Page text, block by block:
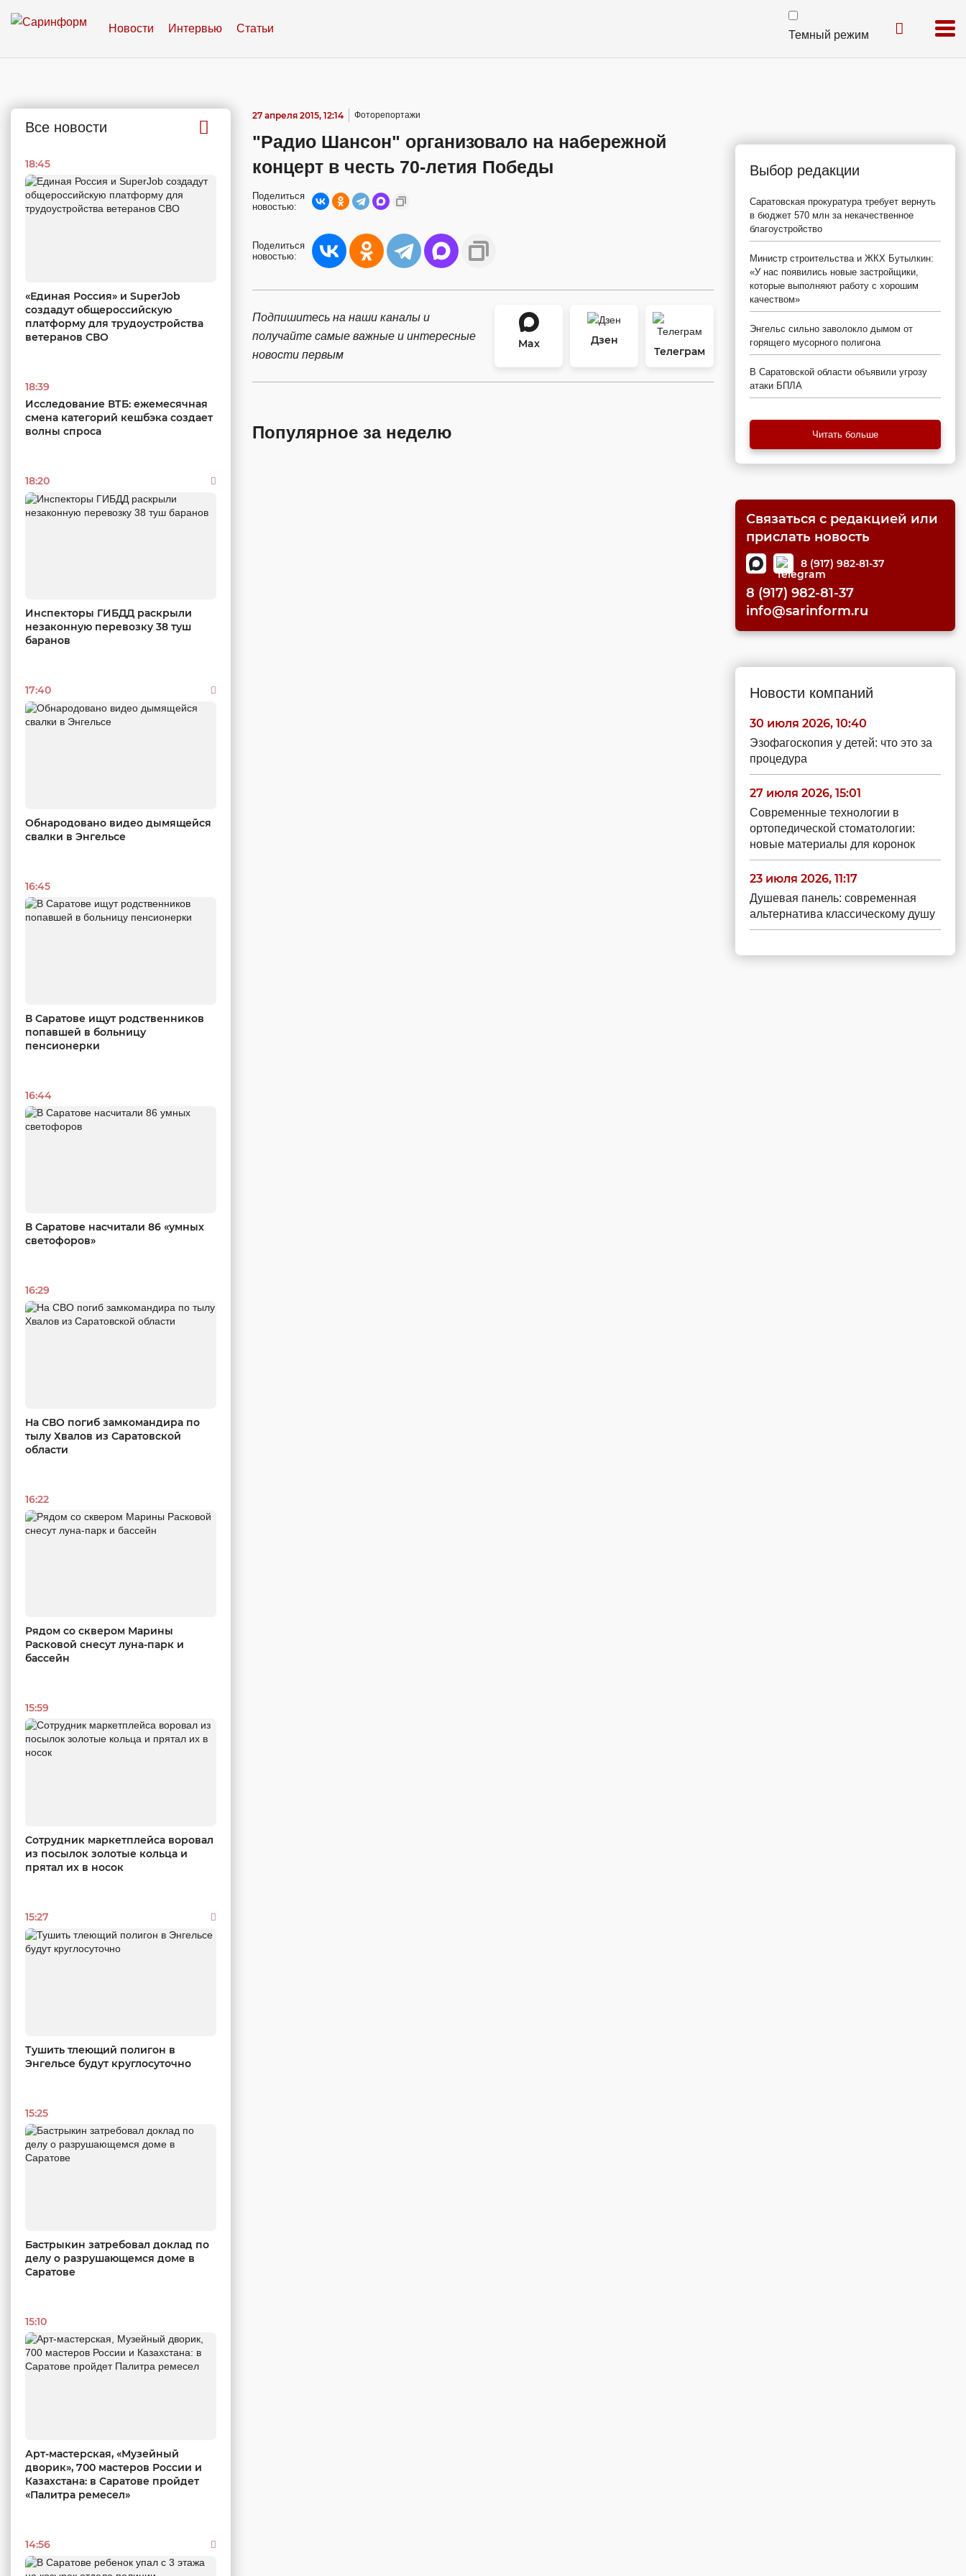
Новости Интервью Статьи
Темный режим
Все новости
18:45
«Единая Россия» и SuperJob
создадут общероссийскую
платформу для трудоустройства
ветеранов СВО
18:39
Исследование ВТБ: ежемесячная
смена категорий кешбэка создает
волны спроса
18:20
Инспекторы ГИБДД раскрыли
незаконную перевозку 38 туш
баранов
17:40
Обнародовано видео дымящейся
свалки в Энгельсе
16:45
В Саратове ищут родственников
попавшей в больницу
пенсионерки
16:44
В Саратове насчитали 86 «умных
светофоров»
16:29
На СВО погиб замкомандира по
тылу Хвалов из Саратовской
области
16:22
Рядом со сквером Марины
Расковой снесут луна-парк и
бассейн
15:59
Сотрудник маркетплейса воровал
из посылок золотые кольца и
прятал их в носок
15:27
Тушить тлеющий полигон в
Энгельсе будут круглосуточно
15:25
Бастрыкин затребовал доклад по
делу о разрушающемся доме в
Саратове
15:10
Арт-мастерская, «Музейный
дворик», 700 мастеров России и
Казахстана: в Саратове пройдет
«Палитра ремесел»
14:56
27 апреля 2015, 12:14 Фоторепортажи
"Радио Шансон" организовало на набережной
концерт в честь 70-летия Победы
Поделиться
новостью:
Поделиться
новостью:
Подпишитесь на наши каналы и
получайте самые важные и интересные
новости первым
Max
Дзен
Телеграм
Популярное за неделю
Выбор редакции
Саратовская прокуратура требует вернуть
в бюджет 570 млн за некачественное
благоустройство
Министр строительства и ЖКХ Бутылкин:
«У нас появились новые застройщики,
которые выполняют работу с хорошим
качеством»
Энгельс сильно заволокло дымом от
горящего мусорного полигона
В Саратовской области объявили угрозу
атаки БПЛА
Читать больше
Связаться с редакцией или
прислать новость
8 (917) 982-81-37
8 (917) 982-81-37
info@sarinform.ru
Новости компаний
30 июля 2026, 10:40
Эзофагоскопия у детей: что это за
процедура
27 июля 2026, 15:01
Современные технологии в
ортопедической стоматологии:
новые материалы для коронок
23 июля 2026, 11:17
Душевая панель: современная
альтернатива классическому душу